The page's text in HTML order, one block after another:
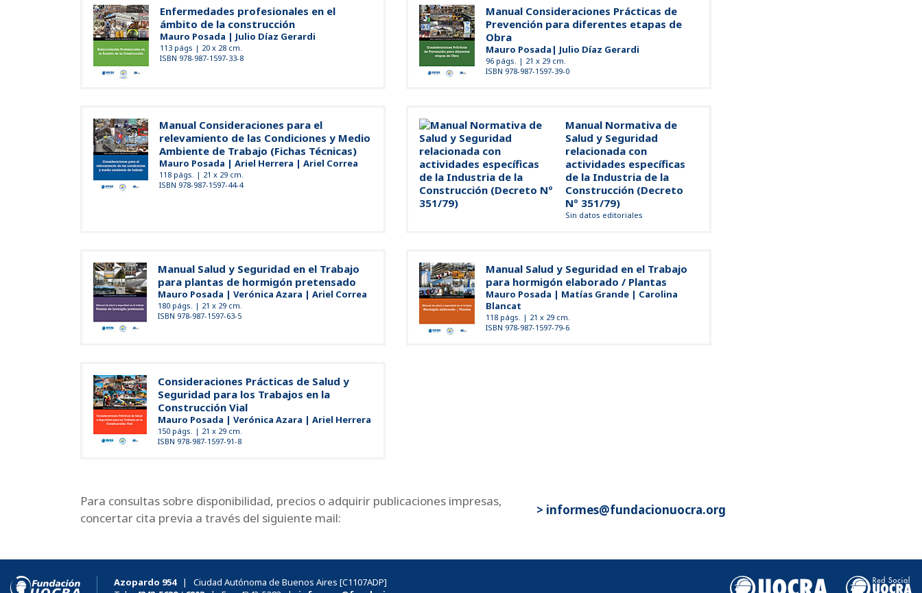
Enfermedades profesionales en el
ámbito de la construcción
Mauro Posada | Julio Díaz Gerardi
113 págs | 20 x 28 cm.
ISBN 978-987-1597-33-8
Manual Consideraciones Prácticas de
Prevención para diferentes etapas de
Obra
Mauro Posada| Julio Díaz Gerardi
96 págs. | 21 x 29 cm.
ISBN 978-987-1597-39-0
Manual Consideraciones para el
relevamiento de las Condiciones y Medio
Ambiente de Trabajo (Fichas Técnicas)
Mauro Posada | Ariel Herrera | Ariel Correa
118 págs. | 21 x 29 cm.
ISBN 978-987-1597-44-4
Manual Normativa de
Salud y Seguridad
relacionada con
actividades específicas
de la Industria de la
Construcción (Decreto
Nº 351/79)
Sin datos editoriales
Manual Salud y Seguridad en el Trabajo
para plantas de hormigón pretensado
Mauro Posada | Verónica Azara | Ariel Correa
180 págs. | 21 x 29 cm.
ISBN 978-987-1597-63-5
Manual Salud y Seguridad en el Trabajo
para hormigón elaborado / Plantas
Mauro Posada | Matías Grande | Carolina
Blancat
118 págs. | 21 x 29 cm.
ISBN 978-987-1597-79-6
Consideraciones Prácticas de Salud y
Seguridad para los Trabajos en la
Construcción Vial
Mauro Posada | Verónica Azara | Ariel Herrera
150 págs. | 21 x 29 cm.
ISBN 978-987-1597-91-8
Para consultas sobre disponibilidad, precios o adquirir publicaciones impresas,
concertar cita previa a través del siguiente mail:
> informes@fundacionuocra.org
Azopardo 954| Ciudad Autónoma de Buenos Aires [C1107ADP]